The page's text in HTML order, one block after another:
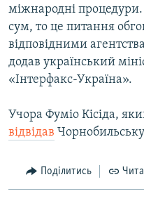
міжнародні
сум, то це питання
відповідними
додав український
«Інтерфакс-Україна».
Учора Фуміо Кісіда,
відвідав
Поділитись